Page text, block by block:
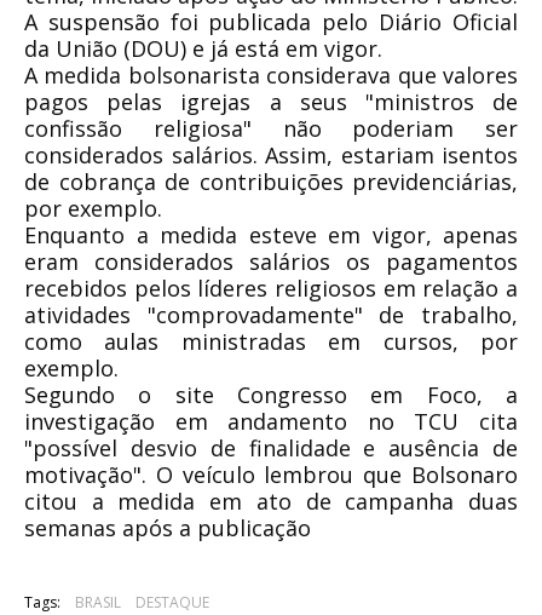
A suspensão foi publicada pelo Diário Oficial
da União (DOU) e já está em vigor.
A medida bolsonarista considerava que valores
pagos pelas igrejas a seus "ministros de
confissão religiosa" não poderiam ser
considerados salários. Assim, estariam isentos
de cobrança de contribuições previdenciárias,
por exemplo.
Enquanto a medida esteve em vigor, apenas
eram considerados salários os pagamentos
recebidos pelos líderes religiosos em relação a
atividades "comprovadamente" de trabalho,
como aulas ministradas em cursos, por
exemplo.
Segundo o site Congresso em Foco, a
investigação em andamento no TCU cita
"possível desvio de finalidade e ausência de
motivação". O veículo lembrou que Bolsonaro
citou a medida em ato de campanha duas
semanas após a publicação
Tags: BRASIL DESTAQUE